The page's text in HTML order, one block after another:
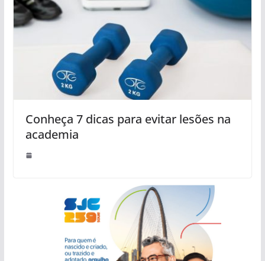
Conheça 7 dicas para evitar lesões na
academia